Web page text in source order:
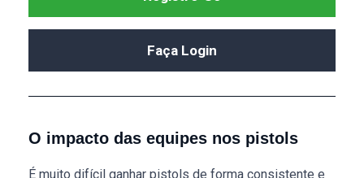
Faça Login
O impacto das equipes nos pistols
É muito difícil ganhar pistols de forma consistente e